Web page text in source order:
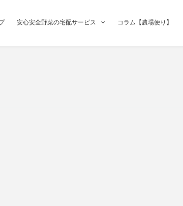
安心安全野菜の宅配サービス コラム【農場便り】